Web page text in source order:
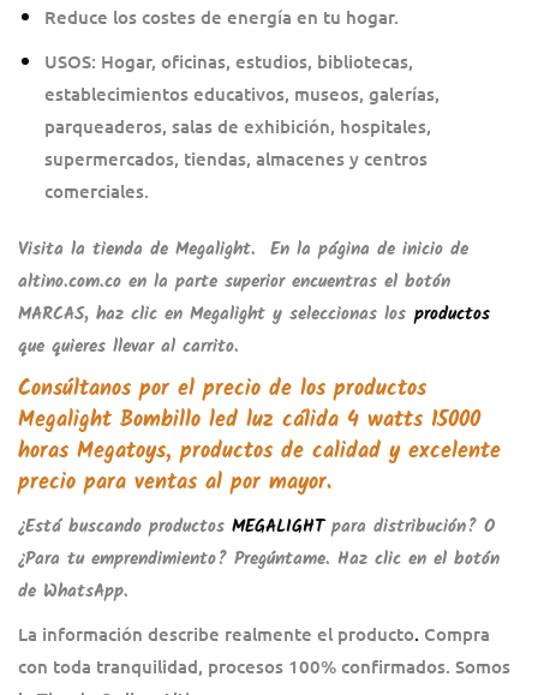
Reduce los costes de energía en tu hogar.
USOS: Hogar, oficinas, estudios, bibliotecas,
establecimientos educativos, museos, galerías,
parqueaderos, salas de exhibición, hospitales,
supermercados, tiendas, almacenes y centros
comerciales.
Visita la tienda de Megalight. En la página de inicio de
altino.com.co en la parte superior encuentras el botón
MARCAS, haz clic en Megalight y seleccionas los productos
que quieres llevar al carrito.
Consúltanos por el precio de los productos
Megalight Bombillo led luz cálida 4 watts 15000
horas Megatoys, productos de calidad y excelente
precio para ventas al por mayor.
¿Está buscando productos MEGALIGHT para distribución? O
¿Para tu emprendimiento? Pregúntame. Haz clic en el botón
de WhatsApp.
La información describe realmente el producto. Compra
con toda tranquilidad, procesos 100% confirmados. Somos